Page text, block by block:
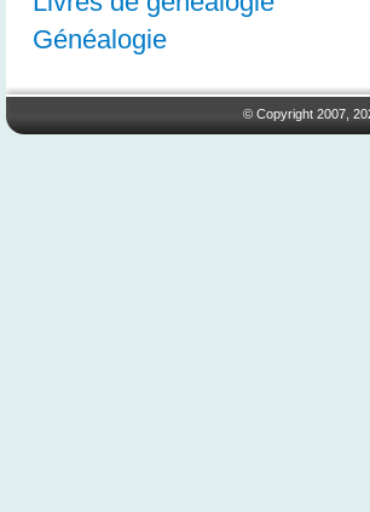
Généalogie
© Copyright 2007,